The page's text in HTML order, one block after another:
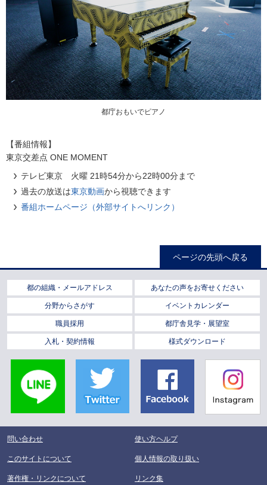
都庁おもいでピアノ
【番組情報】
東京交差点 ONE MOMENT
テレビ東京 火曜 21時54分から22時00分まで
過去の放送は東京動画から視聴できます
番組ホームページ（外部サイトへリンク）
ページの先頭へ戻る
都の組織・メールアドレス あなたの声をお寄せください
分野からさがす イベントカレンダー
職員採用 都庁舎見学・展望室
入札・契約情報 様式ダウンロード
LINE Facebook
問い合わせ 使い方ヘルプ
このサイトについて 個人情報の取り扱い
著作権・リンクについて リンク集